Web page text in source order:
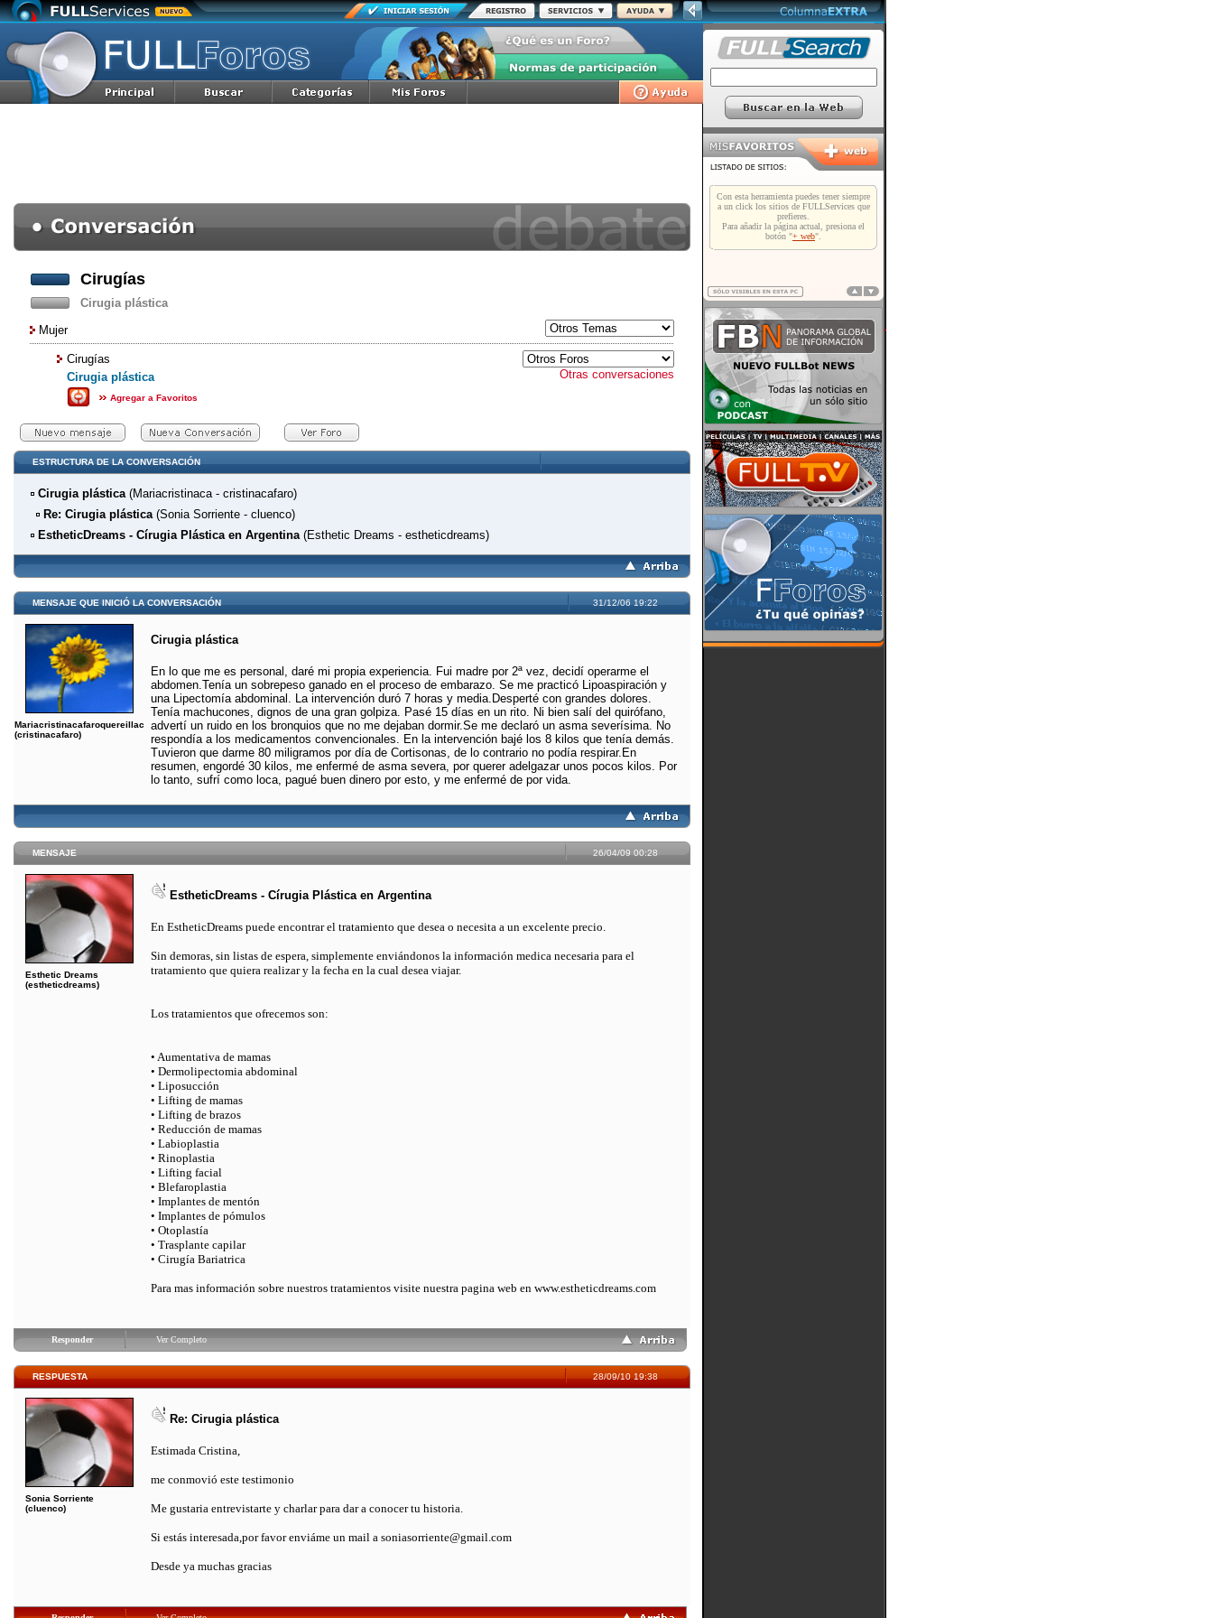
Cirugías
Cirugia plástica
Mujer
Cirugías
Cirugia plástica
Agregar a Favoritos
Otras conversaciones
ESTRUCTURA DE LA CONVERSACIÓN
Cirugia plástica(Mariacristinaca - cristinacafaro)
Re: Cirugia plástica(Sonia Sorriente - cluenco)
EstheticDreams - Círugia Plástica en Argentina(Esthetic Dreams - estheticdreams)
MENSAJE QUE INICIÓ LA CONVERSACIÓN 31/12/06 19:22
Mariacristinacafaroquereillac
(cristinacafaro)
Cirugia plástica
En lo que me es personal, daré mi propia experiencia. Fui madre por 2ª vez, decidí operarme el
abdomen.Tenía un sobrepeso ganado en el proceso de embarazo. Se me practicó Lipoaspiración y
una Lipectomía abdominal. La intervención duró 7 horas y media.Desperté con grandes dolores.
Tenía machucones, dignos de una gran golpiza. Pasé 15 días en un rito. Ni bien salí del quirófano,
advertí un ruido en los bronquios que no me dejaban dormir.Se me declaró un asma severísima. No
respondía a los medicamentos convencionales. En la intervención bajé los 8 kilos que tenía demás.
Tuvieron que darme 80 miligramos por día de Cortisonas, de lo contrario no podía respirar.En
resumen, engordé 30 kilos, me enfermé de asma severa, por querer adelgazar unos pocos kilos. Por
lo tanto, sufrí como loca, pagué buen dinero por esto, y me enfermé de por vida.
MENSAJE 26/04/09 00:28
Esthetic Dreams
(estheticdreams)
EstheticDreams - Círugia Plástica en Argentina
En EstheticDreams puede encontrar el tratamiento que desea o necesita a un excelente precio.
Sin demoras, sin listas de espera, simplemente enviándonos la información medica necesaria para el
tratamiento que quiera realizar y la fecha en la cual desea viajar.
Los tratamientos que ofrecemos son:
• Aumentativa de mamas
• Dermolipectomia abdominal
• Liposucción
• Lifting de mamas
• Lifting de brazos
• Reducción de mamas
• Labioplastia
• Rinoplastia
• Lifting facial
• Blefaroplastia
• Implantes de mentón
• Implantes de pómulos
• Otoplastía
• Trasplante capilar
• Cirugía Bariatrica
Para mas información sobre nuestros tratamientos visite nuestra pagina web en www.estheticdreams.com
Responder Ver Completo
RESPUESTA 28/09/10 19:38
Sonia Sorriente
(cluenco)
Re: Cirugia plástica
Estimada Cristina,
me conmovió este testimonio
Me gustaria entrevistarte y charlar para dar a conocer tu historia.
Si estás interesada,por favor enviáme un mail a soniasorriente@gmail.com
Desde ya muchas gracias